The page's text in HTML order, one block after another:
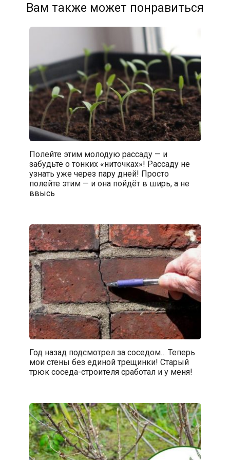
Вам также может понравиться
Полейте этим молодую рассаду — и
забудьте о тонких «ниточках»! Рассаду не
узнать уже через пару дней! Просто
полейте этим — и она пойдёт в ширь, а не
ввысь
Год назад подсмотрел за соседом… Теперь
мои стены без единой трещинки! Старый
трюк соседа-строителя сработал и у меня!